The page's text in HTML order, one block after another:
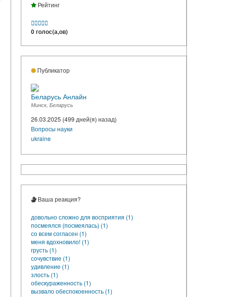
Рейтинг

0 голос(а,ов)
Публикатор
Беларусь Анлайн
Минск, Беларусь
26.03.2025 (499 дней(я) назад)
Вопросы науки
ukraine
Ваша реакция?
довольно сложно для восприятия (1)
посмеялся (посмеялась) (1)
со всем согласен (1)
меня вдохновило! (1)
грусть (1)
сочувствие (1)
удивление (1)
злость (1)
обескураженность (1)
вызвало обеспокоенность (1)